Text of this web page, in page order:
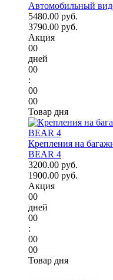
Автомобильный
5480.00 руб.
3790.00 руб.
Акция
00
дней
00
:
00
00
Товар дня
Крепления на
BEAR 4
3200.00 руб.
1900.00 руб.
Акция
00
дней
00
:
00
00
Товар дня